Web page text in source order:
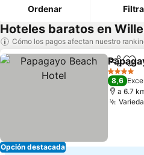
Ordenar
Hoteles baratos en
Cómo los pagos afectan nuestro
Opción destacada
4 Estrellas
8,6
a 6.7